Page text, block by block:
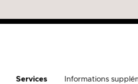
Services Informations